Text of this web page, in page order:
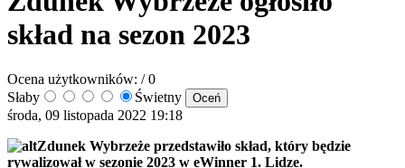
skład na sezon 2023
Ocena użytkowników: / 0
Słaby
Świetny
środa, 09 listopada 2022 19:18
Zdunek Wybrzeże przedstawiło skład, który będzie
rywalizował w sezonie 2023 w eWinner 1. Lidze.